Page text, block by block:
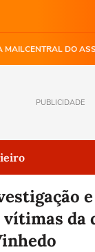
MAILCENTRAL DO
PUBLICIDADE
da